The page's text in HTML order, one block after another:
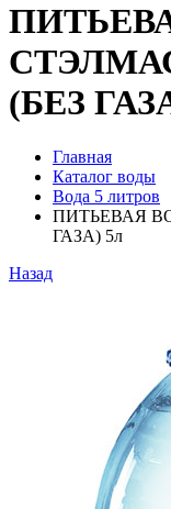
(БЕЗ
Главная
Каталог воды
Вода 5 литров
ПИТЬЕВАЯ
ГАЗА) 5л
Назад